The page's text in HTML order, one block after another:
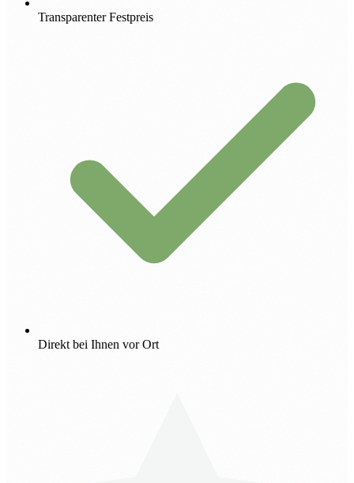
Transparenter Festpreis
Direkt bei Ihnen vor Ort